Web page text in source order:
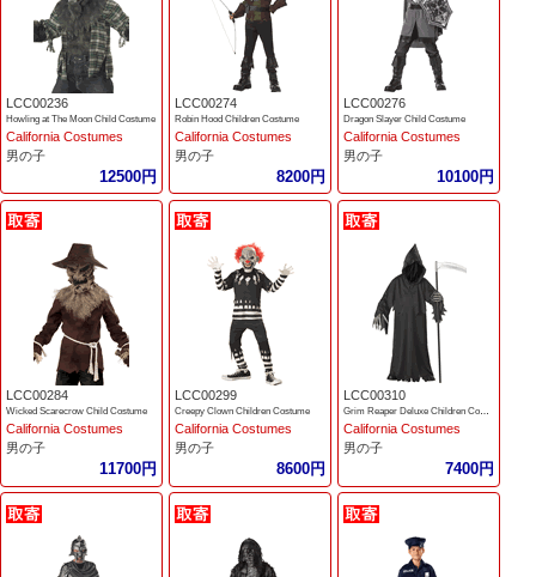
LCC00236
Howling at The Moon Child Costume
California Costumes
男の子
12500円
LCC00274
Robin Hood Children Costume
California Costumes
男の子
8200円
LCC00276
Dragon Slayer Child Costume
California Costumes
男の子
10100円
LCC00284
Wicked Scarecrow Child Costume
California Costumes
男の子
11700円
LCC00299
Creepy Clown Children Costume
California Costumes
男の子
8600円
LCC00310
Grim Reaper Deluxe Children Costume
California Costumes
男の子
7400円